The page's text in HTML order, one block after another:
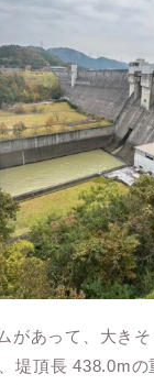
があって、大き
堤頂長 438.0mの